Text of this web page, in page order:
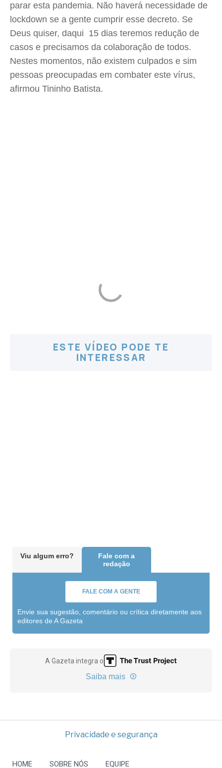
parar esta pandemia. Não haverá necessidade de
lockdown se a gente cumprir esse decreto. Se
Deus quiser, daqui 15 dias teremos redução de
casos e precisamos da colaboração de todos.
Nestes momentos, não existem culpados e sim
pessoas preocupadas em combater este vírus,
afirmou Tininho Batista.
ESTE VÍDEO PODE TE
INTERESSAR
Viu algum erro?
Fale com a
redação
FALE COM A GENTE
Envie sua sugestão, comentário ou crítica diretamente aos
editores de A Gazeta
A Gazeta integra o
Saiba mais
Privacidade e segurança
HOME SOBRE NÓS EQUIPE